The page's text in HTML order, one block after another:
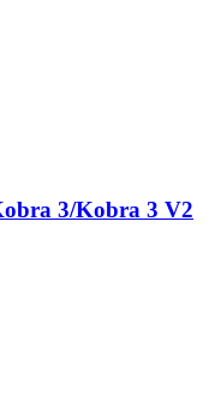
3/Kobra 3 V2